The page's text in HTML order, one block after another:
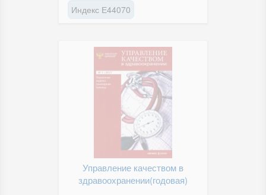
Индекс Е44070
Управление качеством в
здравоохранении(годовая)